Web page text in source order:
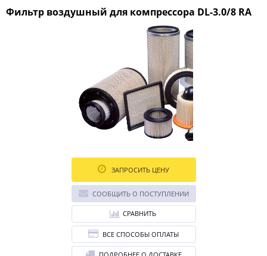
Фильтр воздушный для компрессора DL-3.0/8 RA
ЗАПРОСИТЬ ЦЕНУ
СООБЩИТЬ О ПОСТУПЛЕНИИ
СРАВНИТЬ
ВСЕ СПОСОБЫ ОПЛАТЫ